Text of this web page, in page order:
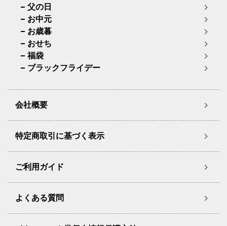
父の日
お中元
お歳暮
おせち
福袋
ブラックフライデー
会社概要
特定商取引に基づく表示
ご利用ガイド
よくある質問